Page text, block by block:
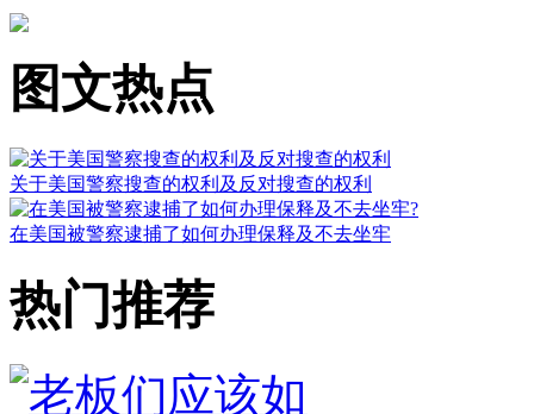
图文热点
关于美国警察搜查的权利及反对搜查的权利
在美国被警察逮捕了如何办理保释及不去坐牢
热门推荐